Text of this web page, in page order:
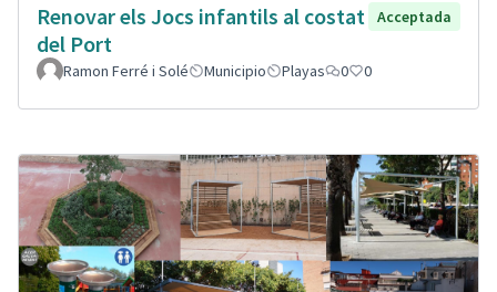
Renovar els Jocs infantils al costat
del Port
Acceptada
Ramon Ferré i Solé Municipio Playas 0 0